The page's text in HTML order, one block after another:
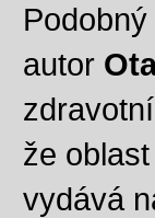
autor
že
vydává